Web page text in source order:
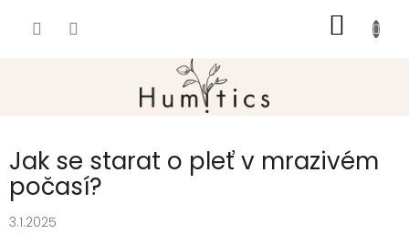
KOŠÍK
Jak se starat o pleť v mrazivém
počasí?
3.1.2025